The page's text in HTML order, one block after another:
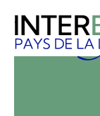
Panneau de